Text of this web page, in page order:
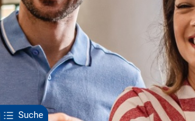
Suche